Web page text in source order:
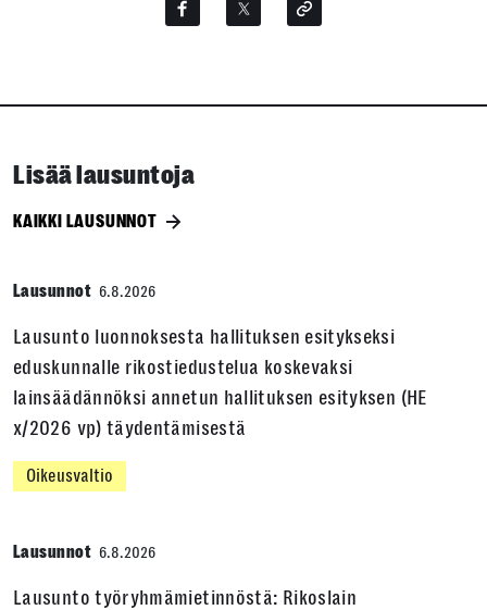
Lisää lausuntoja
KAIKKI LAUSUNNOT
Lausunnot 6.8.2026
Lausunto luonnoksesta hallituksen esitykseksi
eduskunnalle rikostiedustelua koskevaksi
lainsäädännöksi annetun hallituksen esityksen (HE
x/2026 vp) täydentämisestä
Oikeusvaltio
Lausunnot 6.8.2026
Lausunto työryhmämietinnöstä: Rikoslain